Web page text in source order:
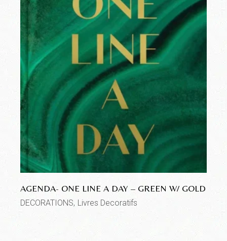
AGENDA- ONE LINE A DAY – GREEN W/ GOLD
DECORATIONS Livres Decoratifs